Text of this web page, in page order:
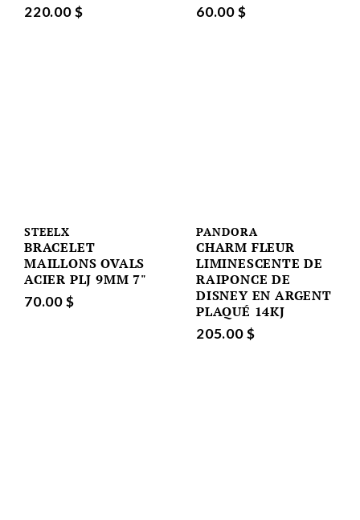
220.00 $ 60.00 $
STEELX
BRACELET
MAILLONS OVALS
ACIER PLJ 9MM 7"
70.00 $
PANDORA
CHARM FLEUR
LIMINESCENTE DE
RAIPONCE DE
DISNEY EN ARGENT
PLAQUÉ 14KJ
205.00 $